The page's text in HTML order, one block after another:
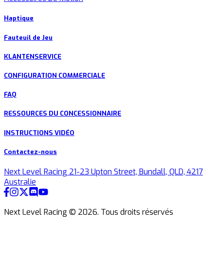
Haptique
Fauteuil de Jeu
KLANTENSERVICE
CONFIGURATION COMMERCIALE
FAQ
RESSOURCES DU CONCESSIONNAIRE
INSTRUCTIONS VIDÉO
Contactez-nous
Next Level Racing 21-23 Upton Street, Bundall, QLD, 4217
Australie
Next Level Racing © 2026. Tous droits réservés